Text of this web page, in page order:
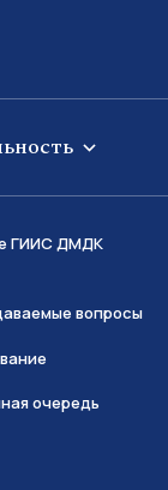
ГИИС ДМДК
вопросы
очередь